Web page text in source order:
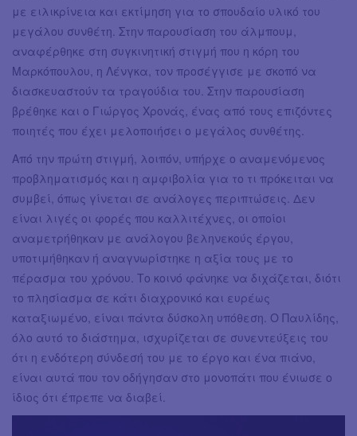
με ειλικρίνεια και εκτίμηση για το σπουδαίο υλικό του
μεγάλου συνθέτη. Στην παρουσίαση του άλμπουμ,
αναφέρθηκε στη συγκινητική στιγμή που η κόρη του
Μαρκόπουλου, η Λένγκα, τον προσέγγισε με σκοπό να
διασκευαστούν τα τραγούδια του. Στην παρουσίαση
βρέθηκε και ο Γιώργος Χρονάς, ένας από τους επιζόντες
ποιητές που έχει μελοποιήσει ο μεγάλος συνθέτης.
Από την πρώτη στιγμή, λοιπόν, υπήρχε ο αναμενόμενος
προβληματισμός και η αμφιβολία για το τι πρόκειται να
συμβεί, όπως γίνεται σε ανάλογες περιπτώσεις. Δεν
είναι λιγές οι φορές που καλλιτέχνες, οι οποίοι
αναμετρήθηκαν με ανάλογου βεληνεκούς έργου,
υποτιμήθηκαν ή αναγνωρίστηκε η αξία τους με το
πέρασμα του χρόνου. Το κοινό φάνηκε να διχάζεται, διότι
το πλησίασμα σε κάτι διαχρονικό και ευρέως
καταξιωμένο, είναι πάντα δύσκολη υπόθεση. Ο Παυλίδης,
όλο αυτό το διάστημα, ισχυρίζεται σε συνεντεύξεις του
ότι η ενδότερη σύνδεσή του με το έργο και ένα πιάνο,
είναι αυτά που τον οδήγησαν στο μονοπάτι που ένιωσε ο
ίδιος ότι έπρεπε να διαβεί.